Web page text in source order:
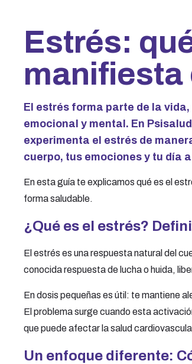
Estrés:
manifiesta
El estrés forma parte de la
emocional y mental. En
experimenta el estrés de
cuerpo, tus emociones y tu día
En esta guía te explicamos qué es el
forma saludable.
¿Qué es el estrés?
El estrés es una respuesta natural del
conocida respuesta de lucha o huida,
En dosis pequeñas es útil: te mantiene
El problema surge cuando esta
que puede afectar la salud
Un enfoque diferente: